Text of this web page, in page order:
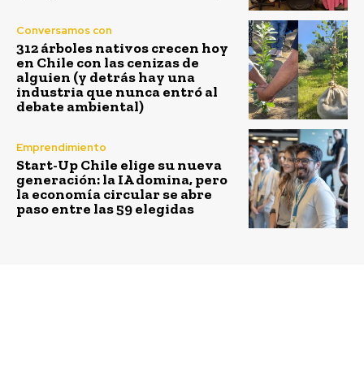
Conversamos con
312 árboles nativos crecen hoy
en Chile con las cenizas de
alguien (y detrás hay una
industria que nunca entró al
debate ambiental)
Emprendimiento
Start-Up Chile elige su nueva
generación: la IA domina, pero
la economía circular se abre
paso entre las 59 elegidas